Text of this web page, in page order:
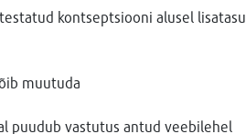
kontseptsiooni alusel lisatasu
muutuda
puudub vastutus antud veebilehel